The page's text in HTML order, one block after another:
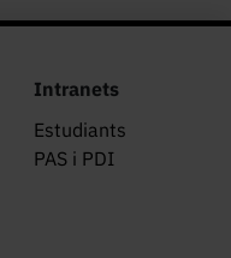
Intranets
Estudiants
PAS i PDI